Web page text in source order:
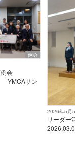
例会
例会
サン
2026年5月
リーダ